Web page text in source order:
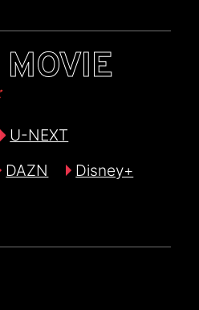
U-NEXT
DAZN
Disney+